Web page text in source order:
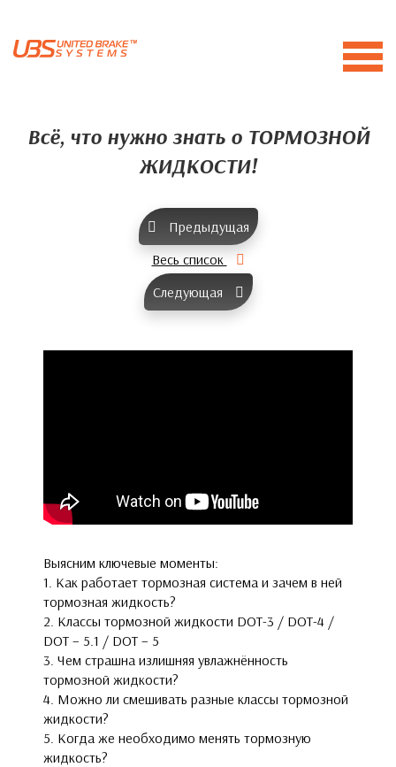
Всё, что нужно знать о ТОРМОЗНОЙ
ЖИДКОСТИ!
Предыдущая
Весь список
Следующая
Выясним ключевые моменты:
1. Как работает тормозная система и зачем в ней
тормозная жидкость?
2. Классы тормозной жидкости DOT-3 / DOT-4 /
DOT – 5.1 / DOT – 5
3. Чем страшна излишняя увлажнённость
тормозной жидкости?
4. Можно ли смешивать разные классы тормозной
жидкости?
5. Когда же необходимо менять тормозную
жидкость?